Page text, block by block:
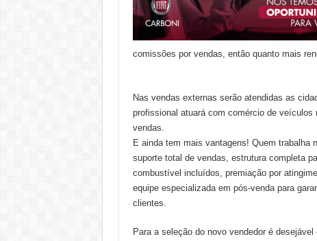
comissões por vendas, então quanto mais
Nas vendas externas serão atendidas as
profissional atuará com comércio de
vendas.
E ainda tem mais vantagens! Quem trabalha
suporte total de vendas, estrutura completa
combustível incluídos, premiação por
equipe especializada em pós-venda para
clientes.
Para a seleção do novo vendedor é